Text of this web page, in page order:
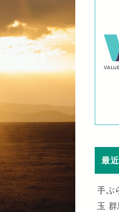
最
手ぶ
玉